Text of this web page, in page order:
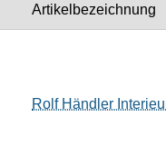
Artikelbezeichnung
Rolf Händler